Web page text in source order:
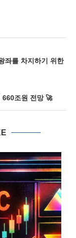
좌를 차지하기 위한
조원 전망 🚀